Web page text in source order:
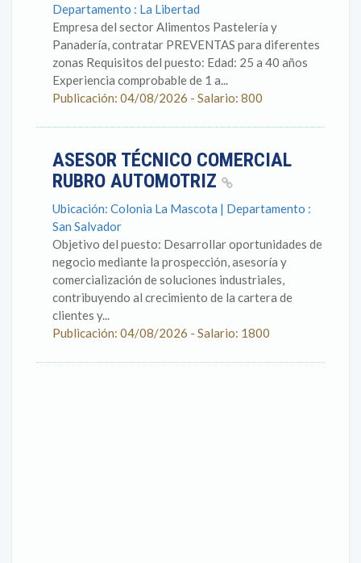
Departamento : La Libertad
Empresa del sector Alimentos Pastelería y
Panadería, contratar PREVENTAS para diferentes
zonas Requisitos del puesto: Edad: 25 a 40 años
Experiencia comprobable de 1 a...
Publicación: 04/08/2026 - Salario: 800
ASESOR TÉCNICO COMERCIAL
RUBRO AUTOMOTRIZ
Ubicación: Colonia La Mascota | Departamento :
San Salvador
Objetivo del puesto: Desarrollar oportunidades de
negocio mediante la prospección, asesoría y
comercialización de soluciones industriales,
contribuyendo al crecimiento de la cartera de
clientes y...
Publicación: 04/08/2026 - Salario: 1800